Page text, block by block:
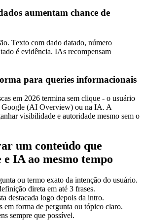
aumentam chance de
Texto com dado datado, número
é evidência. IAs recompensam
para queries informacionais
em 2026 termina sem clique - o usuário
Google (AI Overview) ou na IA. A
visibilidade e autoridade mesmo sem o
um conteúdo que
IA ao mesmo tempo
ou termo exato da intenção do usuário.
direta em até 3 frases.
destacada logo depois da intro.
em forma de pergunta ou tópico claro.
sempre que possível.